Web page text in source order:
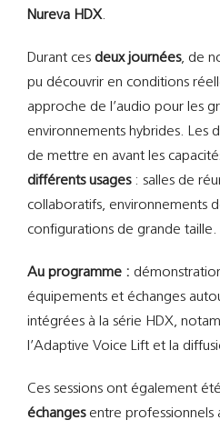
Nureva HDX.
Durant ces deux journées, de
pu découvrir en conditions
approche de l’audio pour les
environnements hybrides. Les
de mettre en avant les
différents usages: salles de
collaboratifs, environnements
configurations de grande taille.
Au programme :
équipements et échanges
intégrées à la série HDX,
l’Adaptive Voice Lift et la
Ces sessions ont également
échangesentre professionnels